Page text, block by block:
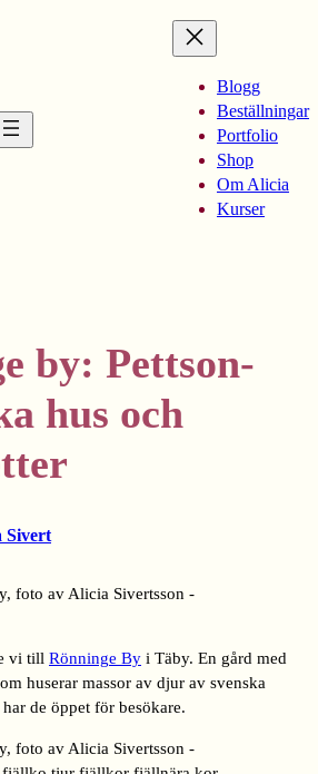
Blogg
Beställningar
Portfolio
Shop
Om Alicia
Kurser
by: Pettson-
hus och
Sivert
vi till Rönninge By i Täby. En gård med
huserar massor av djur av svenska
de öppet för besökare.